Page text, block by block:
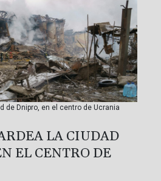
de Dnipro, en el centro de Ucrania
LA CIUDAD
EL CENTRO DE